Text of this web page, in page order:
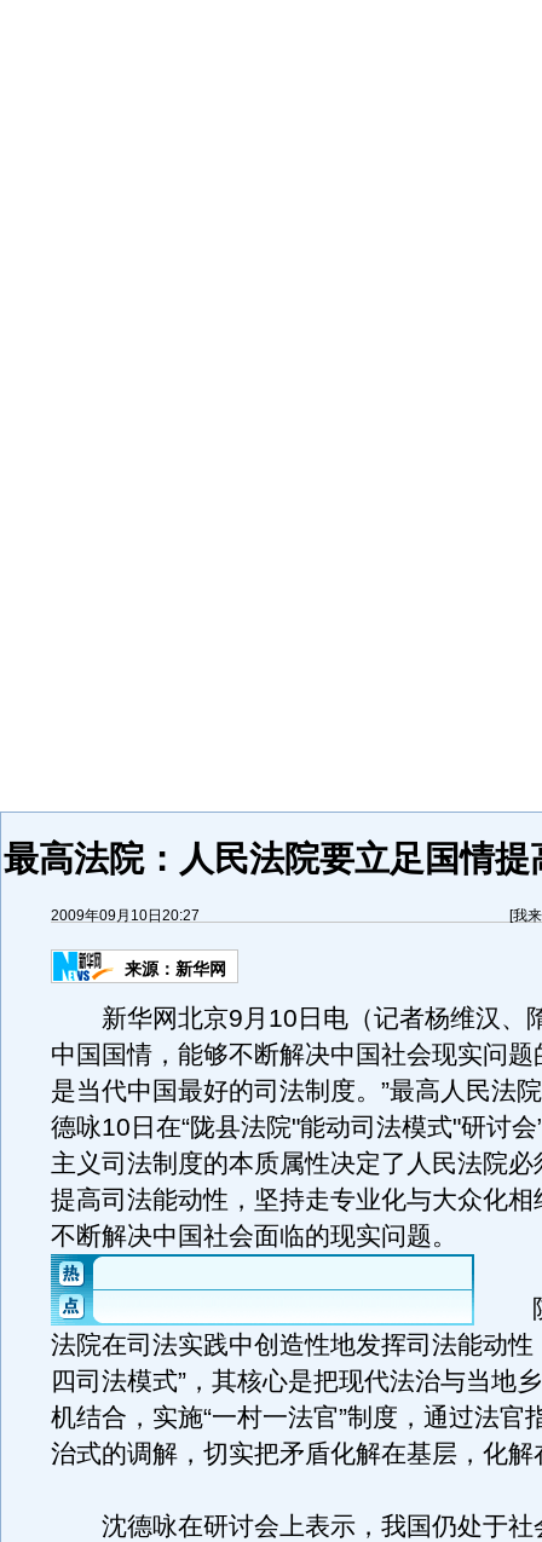
最高法院：人民法院要立足国情提
2009年09月10日20:27 [我
来源： 新华网
新华网北京9月10日电（记者杨维汉、
中国国情，能够不断解决中国社会现实问题
是当代中国最好的司法制度。”最高人民法
德咏10日在“陇县法院"能动司法模式"研讨会
主义司法制度的本质属性决定了人民法院必
提高司法能动性，坚持走专业化与大众化相
不断解决中国社会面临的现实问题。
陕
法院在司法实践中创造性地发挥司法能动性
四司法模式”，其核心是把现代法治与当地
机结合，实施“一村一法官”制度，通过法官
治式的调解，切实把矛盾化解在基层，化解
沈德咏在研讨会上表示，我国仍处于社